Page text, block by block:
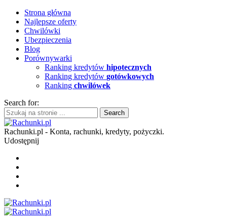
Strona główna
Najlepsze oferty
Chwilówki
Ubezpieczenia
Blog
Porównywarki
Ranking kredytów hipotecznych
Ranking kredytów gotówkowych
Ranking chwilówek
Search for:
Rachunki.pl - Konta, rachunki, kredyty, pożyczki.
Udostępnij